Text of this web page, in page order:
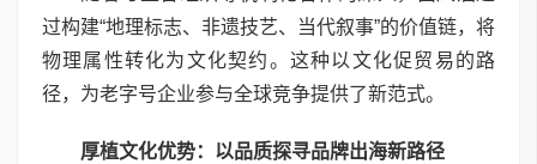
过构建“地理标志、非遗技艺、当代叙事”的价值链，将
物理属性转化为文化契约。这种以文化促贸易的路
径，为老字号企业参与全球竞争提供了新范式。
厚植文化优势：以品质探寻品牌出海新路径